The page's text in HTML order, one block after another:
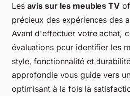
Les avis sur les meubles TV
précieux des expériences des
Avant d'effectuer votre achat,
évaluations pour identifier les
style, fonctionnalité et
approfondie vous guide vers
optimisant à la fois la